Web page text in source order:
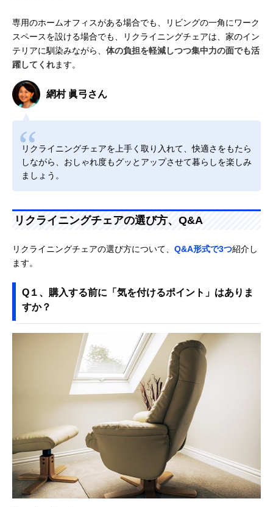
専用のホームオフィスがある場合でも、リビングの一角にワーク
スペースを設ける場合でも、リクライニングチェアは、家のイン
テリアに馴染みながら、 体の負担を軽減しつつ集中力の面でも活
躍してくれます。
網村 眞弓さん
リクライニングチェアを上手く取り入れて、快適さをもたら
しながら、おしゃれ度もグッとアップさせて暮らしを楽しみ
ましょう。
リクライニングチェアの選び方、Q&A
リクライニングチェアの選び方について、 Q&A形式で3つ紹介し
ます。
Q１、購入する前に「気を付けるポイント」はありま
すか？